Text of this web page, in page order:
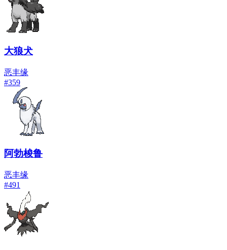
大狼犬
恶丰缘
#359
阿勃梭鲁
恶丰缘
#491